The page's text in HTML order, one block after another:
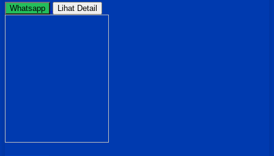
Whatsapp Lihat Detail